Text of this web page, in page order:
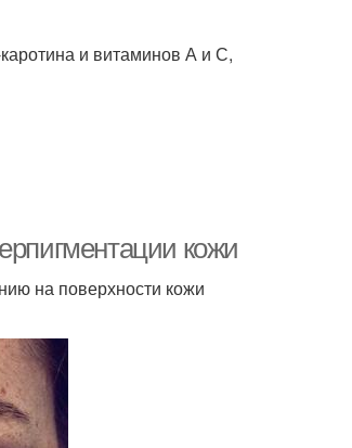
и витаминов А и С,
кожи
на поверхности кожи